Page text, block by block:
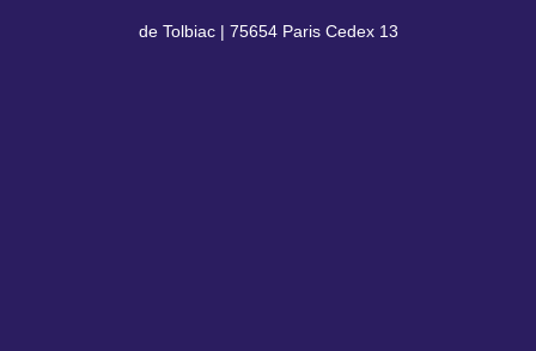
de Tolbiac | 75654 Paris Cedex 13